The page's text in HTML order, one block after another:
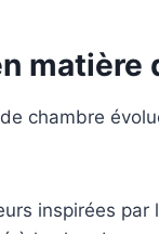
matière
chambre
inspirées